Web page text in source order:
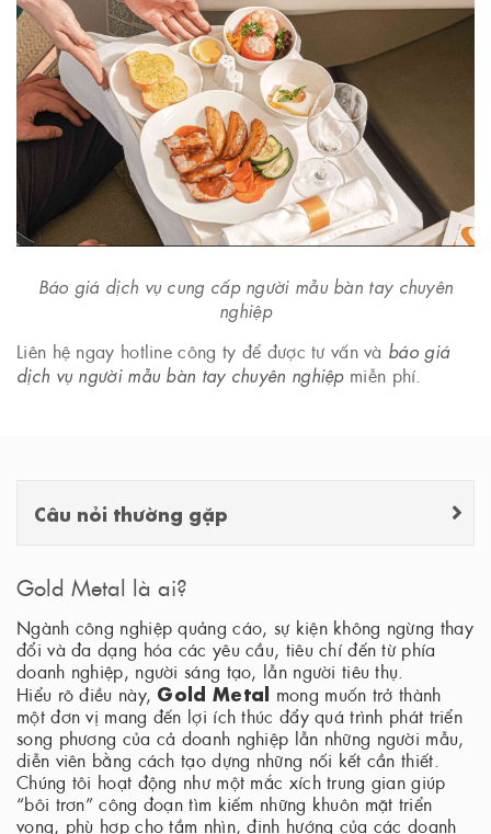
Báo giá dịch vụ cung cấp người mẫu bàn tay chuyên
nghiệp
Liên hệ ngay hotline công ty để được tư vấn và báo giá
dịch vụ người mẫu bàn tay chuyên nghiệpmiễn phí.
Câu nỏi thường gặp
Gold Metal là ai?
Ngành công nghiệp quảng cáo, sự kiện không ngừng thay
đổi và đa dạng hóa các yêu cầu, tiêu chí đến từ phía
doanh nghiệp, người sáng tạo, lẫn người tiêu thụ.
Hiểu rõ điều này, Gold Metal mong muốn trở thành
một đơn vị mang đến lợi ích thúc đẩy quá trình phát triển
song phương của cả doanh nghiệp lẫn những người mẫu,
diễn viên bằng cách tạo dựng những nối kết cần thiết.
Chúng tôi hoạt động như một mắc xích trung gian giúp
“bôi trơn” công đoạn tìm kiếm những khuôn mặt triển
vọng, phù hợp cho tầm nhìn, định hướng của các doanh